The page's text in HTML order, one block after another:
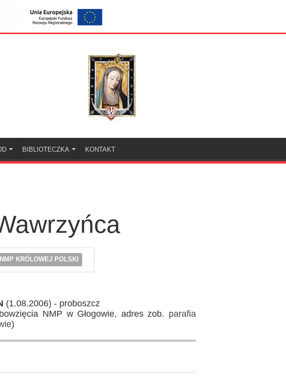
BIBLIOTECZKA KONTAKT
KRÓLOWEJ POLSKI
(1.08.2006) - proboszcz
NMP w Głogowie, adres zob. parafia
)